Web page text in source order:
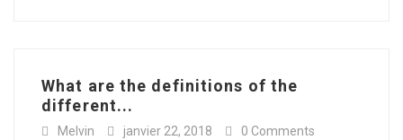
What are the definitions of the
different...
Melvin janvier 22, 2018
0 Comments